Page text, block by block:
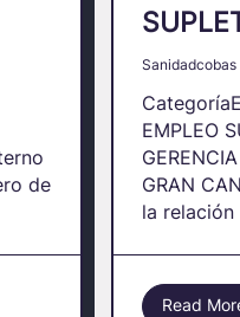
de
Sanidadcobas
EMPLEO
GRAN
la
Read